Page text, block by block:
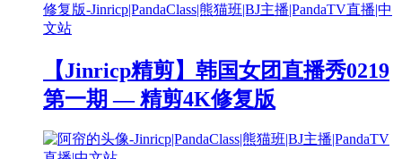
【Jinricp精剪】韩国女团直播秀0219
第一期 — 精剪4K修复版